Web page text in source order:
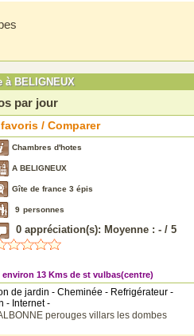
à BELIGNEUX
par jour
/ Comparer
Chambres d'hotes
A BELIGNEUX
Gîte de france 3 épis
9 personnes
0 appréciation(s): Moyenne : - / 5
environ 13 Kms de st vulbas(centre)
de jardin - Cheminée - Refrigérateur -
- Internet -
perouges villars les dombes